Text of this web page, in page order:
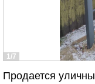
1/7
Продается